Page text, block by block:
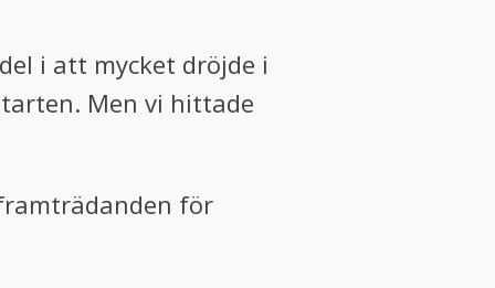
i att mycket dröjde i
Men vi hittade
för